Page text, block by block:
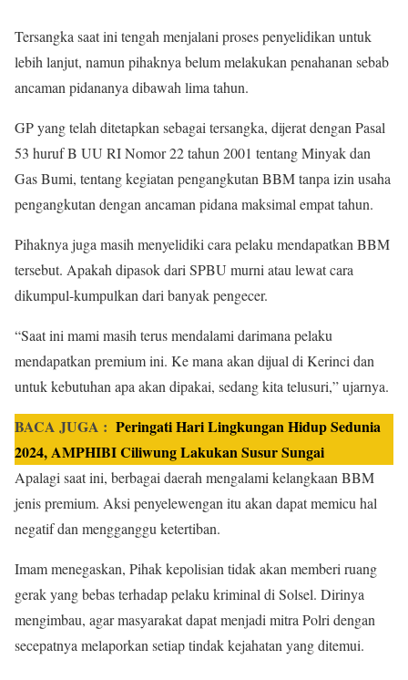
Tersangka saat ini tengah menjalani proses penyelidikan untuk
lebih lanjut, namun pihaknya belum melakukan penahanan sebab
ancaman pidananya dibawah lima tahun.
GP yang telah ditetapkan sebagai tersangka, dijerat dengan Pasal
53 huruf B UU RI Nomor 22 tahun 2001 tentang Minyak dan
Gas Bumi, tentang kegiatan pengangkutan BBM tanpa izin usaha
pengangkutan dengan ancaman pidana maksimal empat tahun.
Pihaknya juga masih menyelidiki cara pelaku mendapatkan BBM
tersebut. Apakah dipasok dari SPBU murni atau lewat cara
dikumpul-kumpulkan dari banyak pengecer.
“Saat ini mami masih terus mendalami darimana pelaku
mendapatkan premium ini. Ke mana akan dijual di Kerinci dan
untuk kebutuhan apa akan dipakai, sedang kita telusuri,” ujarnya.
BACA JUGA : Peringati Hari Lingkungan Hidup Sedunia
2024, AMPHIBI Ciliwung Lakukan Susur Sungai
Apalagi saat ini, berbagai daerah mengalami kelangkaan BBM
jenis premium. Aksi penyelewengan itu akan dapat memicu hal
negatif dan mengganggu ketertiban.
Imam menegaskan, Pihak kepolisian tidak akan memberi ruang
gerak yang bebas terhadap pelaku kriminal di Solsel. Dirinya
mengimbau, agar masyarakat dapat menjadi mitra Polri dengan
secepatnya melaporkan setiap tindak kejahatan yang ditemui.